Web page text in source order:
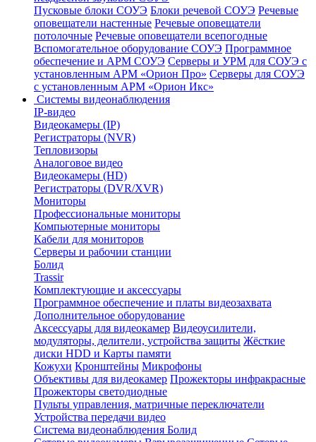
Пусковые блоки СОУЭ Блоки речевой СОУЭ Речевые
оповещатели настенные Речевые оповещатели
потолочные Речевые оповещатели всепогодные
Вспомогательное оборудование СОУЭ Программное
обеспечение и АРМ СОУЭ Серверы и УРМ для СОУЭ с
установленным АРМ «Орион Про» Серверы для СОУЭ
с установленным АРМ «Орион Икс»
Системы видеонаблюдения
IP-видео
Видеокамеры (IP)
Регистраторы (NVR)
Тепловизоры
Аналоговое видео
Видеокамеры (HD)
Регистраторы (DVR/XVR)
Мониторы
Профессиональные мониторы
Компьютерные мониторы
Кабели для мониторов
Серверы и рабочии станции
Болид
Trassir
Комплектующие и аксессуары
Программное обеспечение и платы видеозахвата
Дополнительное оборудование
Аксессуары для видеокамер Видеоусилители,
модуляторы, делители, устройства защиты Жёсткие
диски HDD и Карты памяти
Кожухи Кронштейны Микрофоны
Объективы для видеокамер Прожекторы инфракрасные
Прожекторы светодиодные
Пульты управления, матричные переключатели
Устройства передачи видео
Система видеонаблюдения Болид